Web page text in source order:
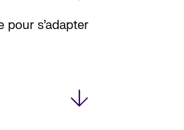
s’adapter